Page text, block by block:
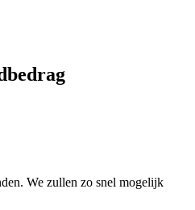
We zullen zo snel mogelijk